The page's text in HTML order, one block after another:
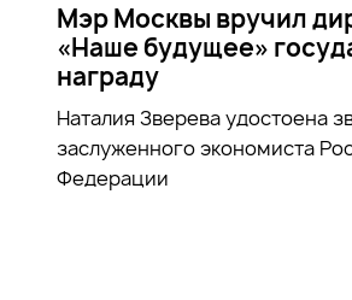
Мэр Москвы вручил
«Наше будущее»
награду
Наталия Зверева удостоена
заслуженного экономиста
Федерации